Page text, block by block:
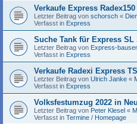
Verkaufe Express Radex150
Letzter Beitrag von schorsch «
Verfasst in Express
Suche Tank für Express SL
Letzter Beitrag von Express-
Verfasst in Express
Verkaufe Radexi Express
Letzter Beitrag von Ulrich Janke «
Verfasst in Express
Volksfestumzug 2022 in
Letzter Beitrag von Peter Klesel «
Verfasst in Termine / Homepage